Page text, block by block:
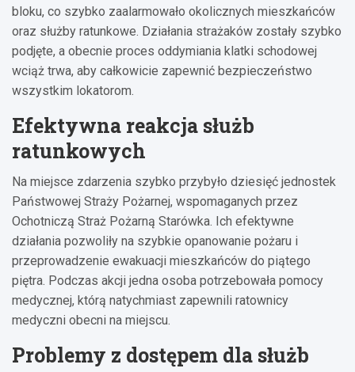
bloku, co szybko zaalarmowało okolicznych mieszkańców
oraz służby ratunkowe. Działania strażaków zostały szybko
podjęte, a obecnie proces oddymiania klatki schodowej
wciąż trwa, aby całkowicie zapewnić bezpieczeństwo
wszystkim lokatorom.
Efektywna reakcja służb
ratunkowych
Na miejsce zdarzenia szybko przybyło dziesięć jednostek
Państwowej Straży Pożarnej, wspomaganych przez
Ochotniczą Straż Pożarną Starówka. Ich efektywne
działania pozwoliły na szybkie opanowanie pożaru i
przeprowadzenie ewakuacji mieszkańców do piątego
piętra. Podczas akcji jedna osoba potrzebowała pomocy
medycznej, którą natychmiast zapewnili ratownicy
medyczni obecni na miejscu.
Problemy z dostępem dla służb